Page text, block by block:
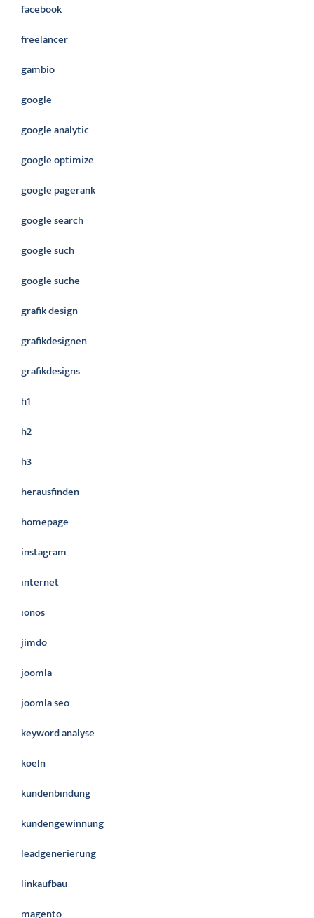
facebook
freelancer
gambio
google
google analytic
google optimize
google pagerank
google search
google such
google suche
grafik design
grafikdesignen
grafikdesigns
h1
h2
h3
herausfinden
homepage
instagram
internet
ionos
jimdo
joomla
joomla seo
keyword analyse
koeln
kundenbindung
kundengewinnung
leadgenerierung
linkaufbau
magento